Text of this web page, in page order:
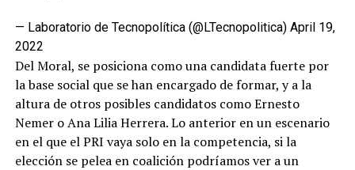
— Laboratorio de Tecnopolítica (@LTecnopolitica) April 19,
2022
Del Moral, se posiciona como una candidata fuerte por
la base social que se han encargado de formar, y a la
altura de otros posibles candidatos como Ernesto
Nemer o Ana Lilia Herrera. Lo anterior en un escenario
en el que el PRI vaya solo en la competencia, si la
elección se pelea en coalición podríamos ver a un